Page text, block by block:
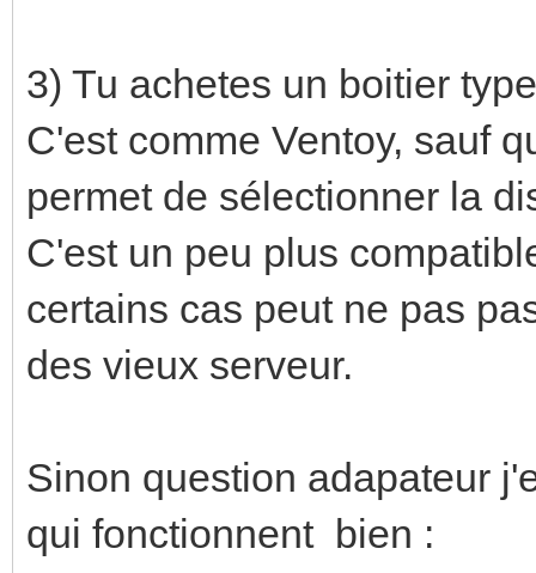
3) Tu achetes un boitier
C'est comme Ventoy, sauf
permet de sélectionner la
C'est un peu plus
certains cas peut ne pas
des vieux serveur.
Sinon question adapateur
qui fonctionnent bien :